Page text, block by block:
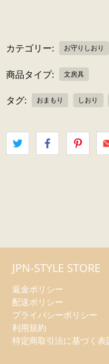
カテゴリー: お守りしおり
商品タイプ: 文房具
タグ: おまもり しおり
JPN-STYLE STORE
返金ポリシー
配送ポリシー
プライバシーポリシー
利用規約
特定商取引法に基づく表